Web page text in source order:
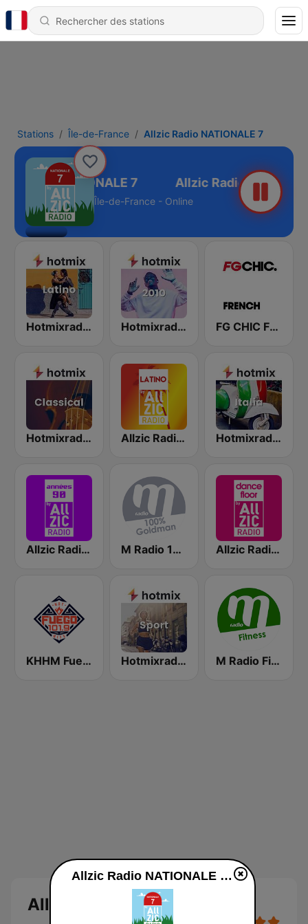
Stations Île-de-France Allzic Radio NATIONALE 7
Radio NATIONALE 7
Île-de-France - Online
Hotmixradio Latino Hotmixradio 2010 FG CHIC FRENCH
Hotmixradio Classical Allzic Radio LATINO Hotmixradio Italia
Allzic Radio ANNEES 90 M Radio 100% Goldman Allzic Radio DANCEFLOOR
KHHM Fuego 101.9 Hotmixradio Sport M Radio Fitness
Allzic Radio NATIONALE 7
Allzic Radio NATIONALE 7 en ligne